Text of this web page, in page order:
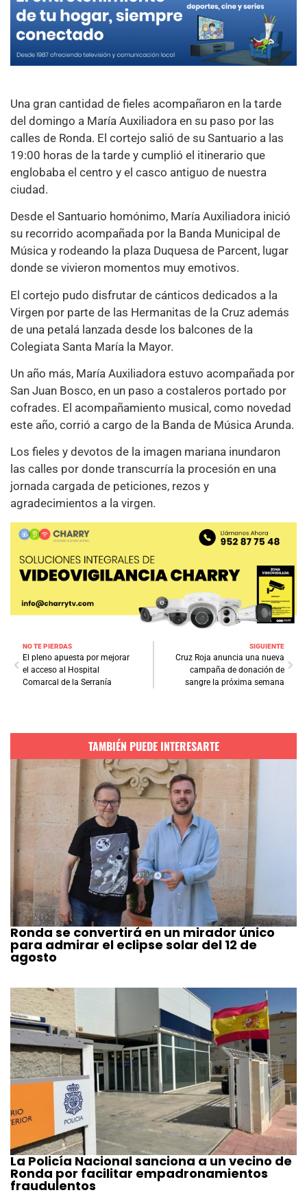
Una gran cantidad de fieles acompañaron en la tarde
del domingo a María Auxiliadora en su paso por las
calles de Ronda. El cortejo salió de su Santuario a las
19:00 horas de la tarde y cumplió el itinerario que
englobaba el centro y el casco antiguo de nuestra
ciudad.
Desde el Santuario homónimo, María Auxiliadora inició
su recorrido acompañada por la Banda Municipal de
Música y rodeando la plaza Duquesa de Parcent, lugar
donde se vivieron momentos muy emotivos.
El cortejo pudo disfrutar de cánticos dedicados a la
Virgen por parte de las Hermanitas de la Cruz además
de una petalá lanzada desde los balcones de la
Colegiata Santa María la Mayor.
Un año más, María Auxiliadora estuvo acompañada por
San Juan Bosco, en un paso a costaleros portado por
cofrades. El acompañamiento musical, como novedad
este año, corrió a cargo de la Banda de Música Arunda.
Los fieles y devotos de la imagen mariana inundaron
las calles por donde transcurría la procesión en una
jornada cargada de peticiones, rezos y
agradecimientos a la virgen.
NO TE PIERDAS
El pleno apuesta por mejorar
el acceso al Hospital
Comarcal de la Serranía
SIGUIENTE
Cruz Roja anuncia una nueva
campaña de donación de
sangre la próxima semana
TAMBIÉN PUEDE INTERESARTE
Ronda se convertirá en un mirador único
para admirar el eclipse solar del 12 de
agosto
La Policía Nacional sanciona a un vecino de
Ronda por facilitar empadronamientos
fraudulentos